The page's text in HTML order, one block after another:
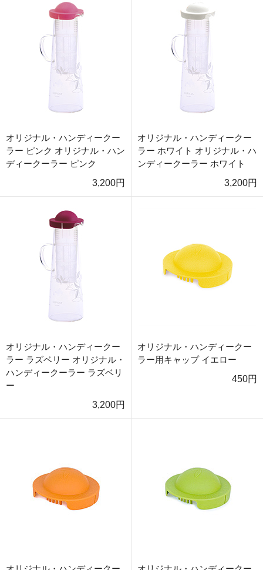
オリジナル・ハンディークー
ラー ピンク オリジナル・ハン
ディークーラー ピンク
3,200円
オリジナル・ハンディークー
ラー ホワイト オリジナル・ハ
ンディークーラー ホワイト
3,200円
オリジナル・ハンディークー
ラー ラズベリー オリジナル・
ハンディークーラー ラズベリ
ー
3,200円
オリジナル・ハンディークー
ラー用キャップ イエロー
450円